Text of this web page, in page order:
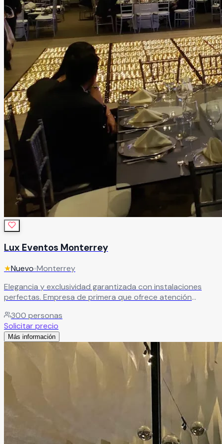
Lux Eventos Monterrey
★Nuevo•Monterrey
Elegancia y exclusividad garantizada con instalaciones
perfectas. Empresa de primera que ofrece atención
más especial.Leer más
300 personas
Solicitar precio
Más información